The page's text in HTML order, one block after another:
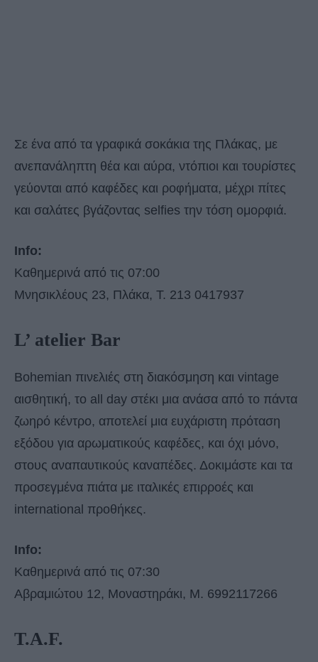
Σε ένα από τα γραφικά σοκάκια της Πλάκας, με
ανεπανάληπτη θέα και αύρα, ντόπιοι και τουρίστες
γεύονται από καφέδες και ροφήματα, μέχρι πίτες
και σαλάτες βγάζοντας selfies την τόση ομορφιά.
Info:
Καθημερινά από τις 07:00
Μνησικλέους 23, Πλάκα, Τ. 213 0417937
L’ atelier Bar
Bohemian πινελιές στη διακόσμηση και vintage
αισθητική, το all day στέκι μια ανάσα από το πάντα
ζωηρό κέντρο, αποτελεί μια ευχάριστη πρόταση
εξόδου για αρωματικούς καφέδες, και όχι μόνο,
στους αναπαυτικούς καναπέδες. Δοκιμάστε και τα
προσεγμένα πιάτα με ιταλικές επιρροές και
international προθήκες.
Info:
Καθημερινά από τις 07:30
Αβραμιώτου 12, Μοναστηράκι, Μ. 6992117266
T.A.F.